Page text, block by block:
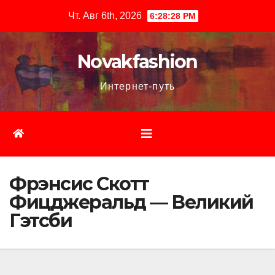
содержимому
Чт. Авг 6th, 2026 6:28:28 PM
Novakfashion
Интернет-путь
Фрэнсис Скотт
Фицджеральд — Великий
Гэтсби